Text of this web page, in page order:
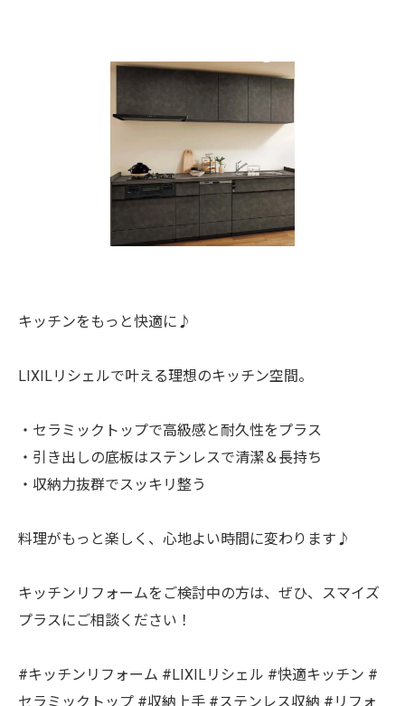
キッチンをもっと快適に♪
LIXILリシェルで叶える理想のキッチン空間。
・セラミックトップで高級感と耐久性をプラス
・引き出しの底板はステンレスで清潔＆長持ち
・収納力抜群でスッキリ整う
料理がもっと楽しく、心地よい時間に変わります♪
キッチンリフォームをご検討中の方は、ぜひ、スマイズ
プラスにご相談ください！
#キッチンリフォーム #LIXILリシェル #快適キッチン #
セラミックトップ #収納上手 #ステンレス収納 #リフォ